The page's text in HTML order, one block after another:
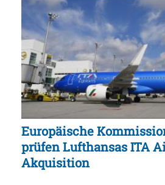
Europäische
prüfen Lufthansas ITA
Akquisition